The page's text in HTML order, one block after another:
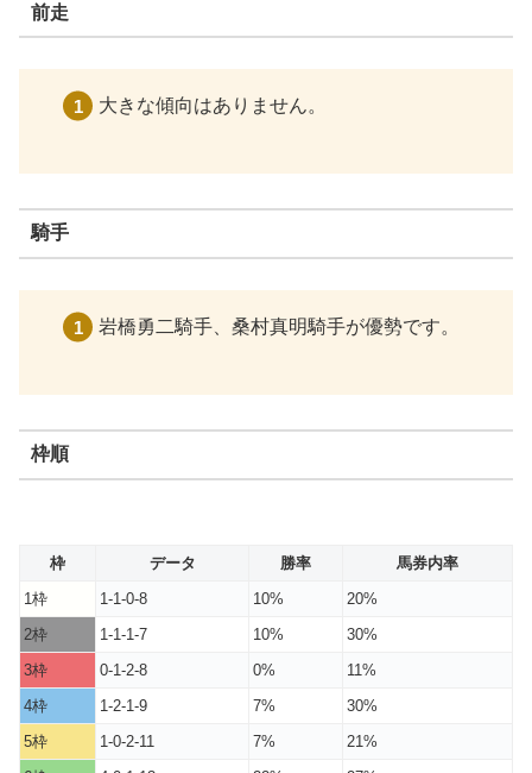
前走
大きな傾向はありません。
騎手
岩橋勇二騎手、桑村真明騎手が優勢です。
枠順
枠 データ 勝率
馬券内率
1枠
1-1-0-8 10%
20%
2枠
1-1-1-7 10%
30%
3枠
0-1-2-8 0%
11%
4枠
1-2-1-9 7%
30%
5枠
1-0-2-11 7%
21%